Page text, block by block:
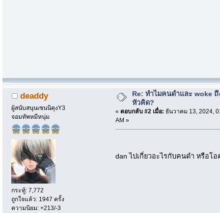
deaddy
ผู้สนับสนุนเซนนิคุงY3
จอมทัพหมีหนุ่ม
กระทู้: 7,772
ถูกใจแล้ว: 1947 ครั้ง
ความนิยม: +213/-3
Re: ทำไมคนดำและ woke ถึ
หัวคิด?
« ตอบกลับ #2 เมื่อ: ธันวาคม 13, 2024,
AM »
dan ไปเกี่ยวอะไรกับคนดำ หรือ